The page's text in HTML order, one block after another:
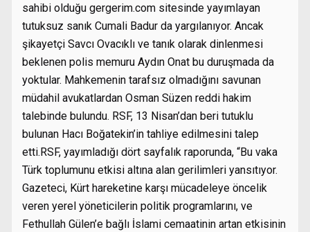
sahibi olduğu gergerim.com sitesinde yayımlayan
tutuksuz sanık Cumali Badur da yargılanıyor. Ancak
şikayetçi Savcı Ovacıklı ve tanık olarak dinlenmesi
beklenen polis memuru Aydın Onat bu duruşmada da
yoktular. Mahkemenin tarafsız olmadığını savunan
müdahil avukatlardan Osman Süzen reddi hakim
talebinde bulundu. RSF, 13 Nisan’dan beri tutuklu
bulunan Hacı Boğatekin’in tahliye edilmesini talep
etti.RSF, yayımladığı dört sayfalık raporunda, “Bu vaka
Türk toplumunu etkisi altına alan gerilimleri yansıtıyor.
Gazeteci, Kürt hareketine karşı mücadeleye öncelik
veren yerel yöneticilerin politik programlarını, ve
Fethullah Gülen’e bağlı İslami cemaatinin artan etkisinin